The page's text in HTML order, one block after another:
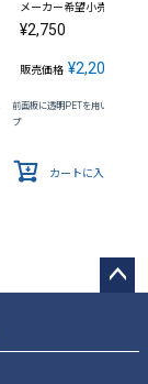
メーカー希望小売価格
¥2,750
販売価格 ¥2,200
前面板に透明PETを用いた軽量タ
プ
カートに入れる
ップ